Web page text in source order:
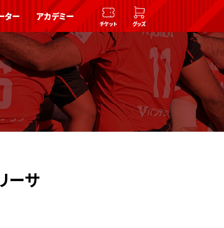
ター アカデミー
チケット グッズ
ーサ